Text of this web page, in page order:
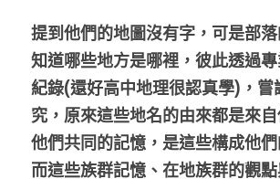
提到他們的地圖沒有字，可是部
知道哪些地方是哪裡，彼此透過
紀錄(還好高中地理很認真學)，嘗
究，原來這些地名的由來都是來自
他們共同的記憶，是這些構成他們
而這些族群記憶、在地族群的觀